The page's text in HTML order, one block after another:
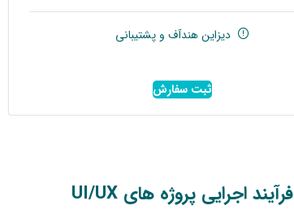
دیزاین هندآف و پشتیبانی
ثبت سفارش
فرآیند اجرایی پروژه های UI/UX